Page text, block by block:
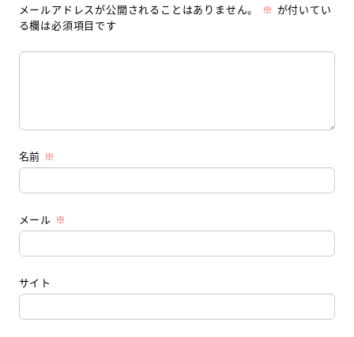
メールアドレスが公開されることはありません。 ※ が付いてい
る欄は必須項目です
名前 ※
メール ※
サイト